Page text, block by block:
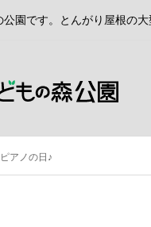
園です。とんがり屋根の
ピアノの日♪